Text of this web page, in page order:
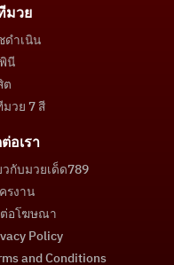
มวย
ดำเนิน
นี
ต
มวย 7 สี
อเรา
วกับมวยเด็ด789
รงาน
อโฆษณา
Policy
and Conditions